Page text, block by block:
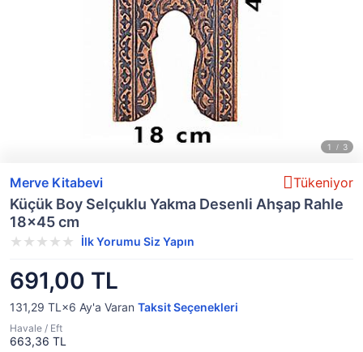
Merve Kitabevi Tükeniyor
Küçük Boy Selçuklu Yakma Desenli Ahşap Rahle
18x45 cm
İlk Yorumu Siz Yapın
691,00 TL
131,29 TL×6 Ay'a Varan Taksit Seçenekleri
Havale / Eft
663,36 TL